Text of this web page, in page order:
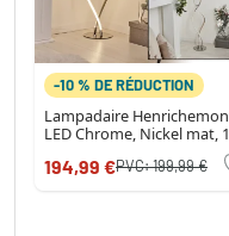
-10 % DE RÉDUCTION
Lampadaire Henrichemont
LED Chrome, Nickel mat, 1
194,99 €PVC:199,99 €